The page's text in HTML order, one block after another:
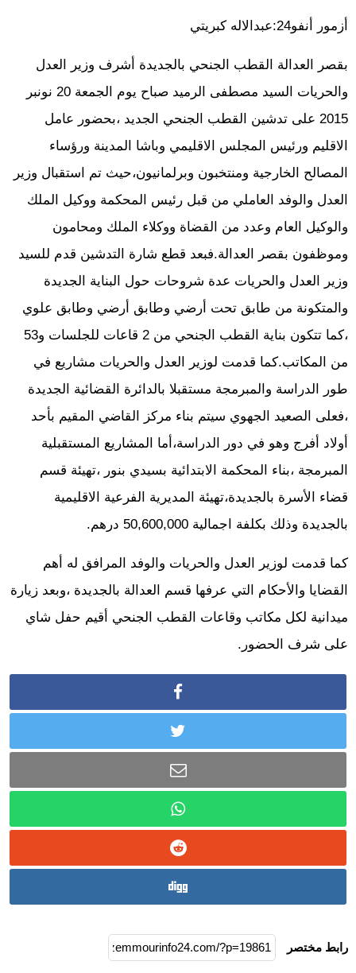
أزمور أنفو24:عبدالاله كبريتي
بقصر العدالة القطب الجنحي بالجديدة أشرف وزير العدل
والحريات السيد مصطفى الرميد صباح يوم الجمعة 20 نونبر
2015 على تدشين القطب الجنحي الجديد ،بحضور عامل
الاقليم ورئيس المجلس الاقليمي وباشا المدينة ورؤساء
المصالح الخارجية ومنتخبون وبرلمانيون،حيث تم استقبال وزير
العدل والوفد العاملي من قبل رئيس المحكمة ووكيل الملك
والوكيل العام وعدد من القضاة ووكلاء الملك ومحامون
وموظفون بقصر العدالة.فبعد قطع شارة التدشين قدم للسيد
وزير العدل والحريات عدة شروحات حول البناية الجديدة
والمتكونة من طابق تحت أرضي وطابق أرضي وطابق علوي
،كما تتكون بناية القطب الجنحي من 2 قاعات للجلسات و53
من المكاتب.كما قدمت لوزير العدل والحريات مشاريع في
طور الدراسة والمبرمجة مستقبلا بالدائرة القضائية الجديدة
،فعلى الصعيد الجهوي سيتم بناء مركز القاضي المقيم بأحد
أولاد أفرج وهو في دور الدراسة،أما المشاريع المستقبلية
المبرمجة ،بناء المحكمة الابتدائية بسيدي بنور ،تهيئة قسم
قضاء الأسرة بالجديدة،تهيئة المديرية الفرعية الاقليمية
بالجديدة وذلك بكلفة اجمالية 50,600,000 درهم.
كما قدمت لوزير العدل والحريات والوفد المرافق له أهم
القضايا والأحكام التي عرفها قسم العدالة بالجديدة ،وبعد زيارة
ميدانية لكل مكاتب وقاعات القطب الجنحي أقيم حفل شاي
على شرف الحضور.
رابط مختصر